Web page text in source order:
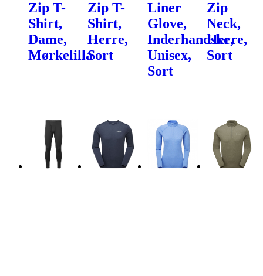
Zip T-
Shirt,
Dame,
Mørkelilla
Zip T-
Shirt,
Herre,
Sort
Liner
Glove,
Inderhandske,
Unisex,
Sort
Zip
Neck,
Herre,
Sort